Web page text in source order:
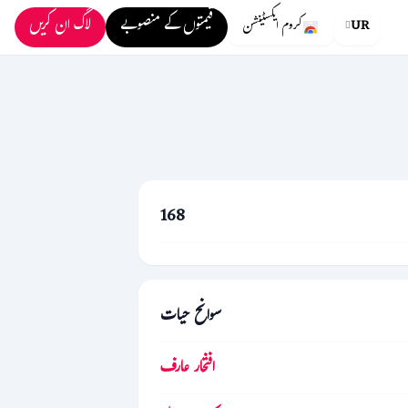
UR کروم ایکسٹینشن قیمتوں کے منصوبے لاگ ان کریں
168
سوانح حیات
افتخار عارف